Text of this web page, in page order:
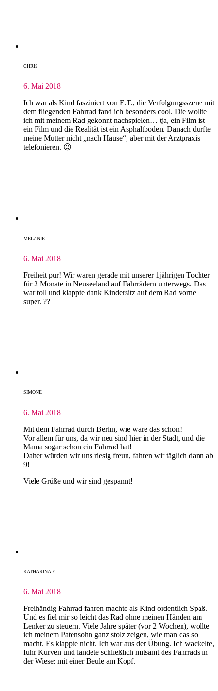
CHRIS
6. Mai 2018
Ich war als Kind fasziniert von E.T., die Verfolgungsszene mit
dem fliegenden Fahrrad fand ich besonders cool. Die wollte
ich mit meinem Rad gekonnt nachspielen… tja, ein Film ist
ein Film und die Realität ist ein Asphaltboden. Danach durfte
meine Mutter nicht „nach Hause“, aber mit der Arztpraxis
telefonieren. 😉
MELANIE
6. Mai 2018
Freiheit pur! Wir waren gerade mit unserer 1jährigen Tochter
für 2 Monate in Neuseeland auf Fahrrädern unterwegs. Das
war toll und klappte dank Kindersitz auf dem Rad vorne
super. ??
SIMONE
6. Mai 2018
Mit dem Fahrrad durch Berlin, wie wäre das schön!
Vor allem für uns, da wir neu sind hier in der Stadt, und die
Mama sogar schon ein Fahrrad hat!
Daher würden wir uns riesig freun, fahren wir täglich dann ab
9!
Viele Grüße und wir sind gespannt!
KATHARINA F
6. Mai 2018
Freihändig Fahrrad fahren machte als Kind ordentlich Spaß.
Und es fiel mir so leicht das Rad ohne meinen Händen am
Lenker zu steuern. Viele Jahre später (vor 2 Wochen), wollte
ich meinem Patensohn ganz stolz zeigen, wie man das so
macht. Es klappte nicht. Ich war aus der Übung. Ich wackelte,
fuhr Kurven und landete schließlich mitsamt des Fahrrads in
der Wiese: mit einer Beule am Kopf.